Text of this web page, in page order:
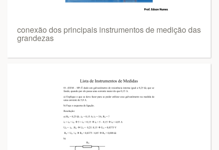
conexão dos principais instrumentos de medição das
grandezas